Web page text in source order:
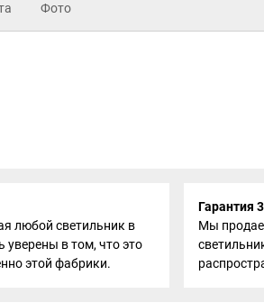
Фото
любой светильник в
в том, что это
этой фабрики.
Гарантия
Мы